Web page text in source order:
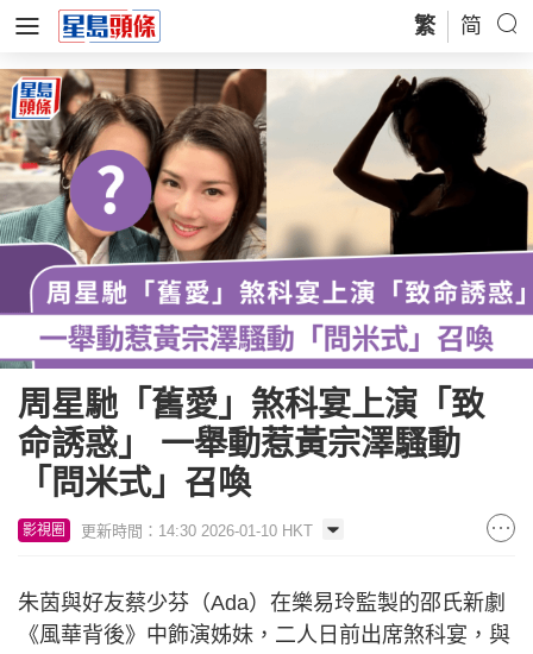
繁 简
周星馳「舊愛」煞科宴上演「致
命誘惑」 一舉動惹黃宗澤騷動
「問米式」召喚
影視圈 更新時間：14:30 2026-01-10 HKT
朱茵與好友蔡少芬（Ada）在樂易玲監製的邵氏新劇
《風華背後》中飾演姊妹，二人日前出席煞科宴，與